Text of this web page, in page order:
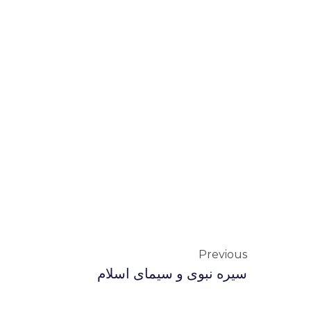
Previous
سیره نبوی و سیمای اسلام